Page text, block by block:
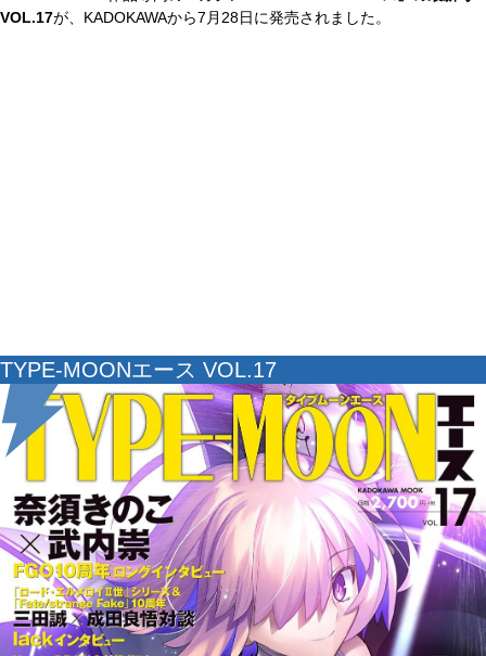
VOL.17が、KADOKAWAから7月28日に発売されました。
TYPE-MOONエース VOL.17